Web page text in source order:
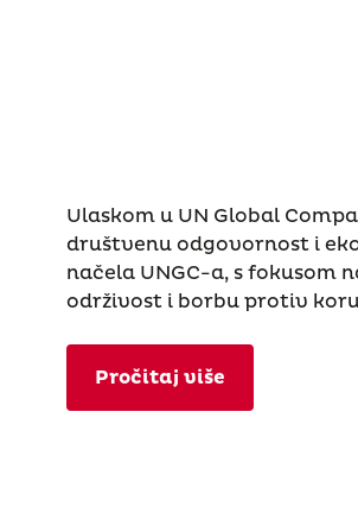
Ulaskom u UN Global
društvenu odgovornost i
načela UNGC-a, s fokusom
održivost i borbu protiv
Pročitaj više